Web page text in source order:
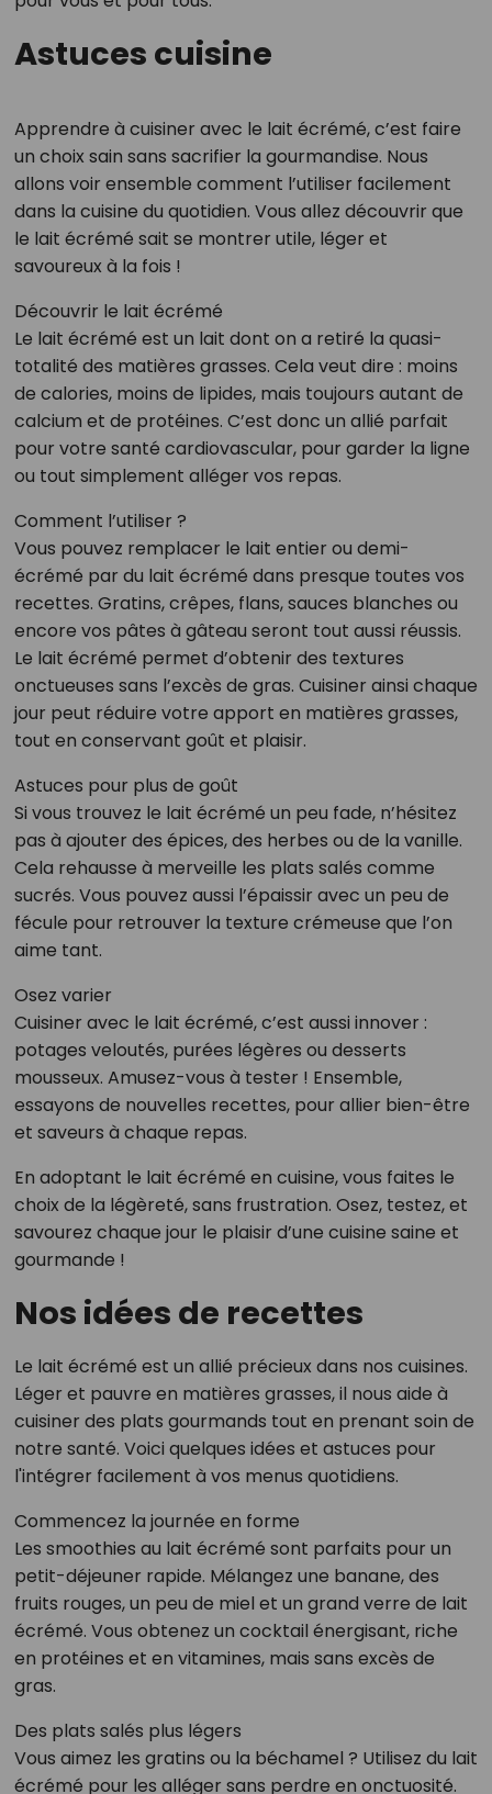
Astuces cuisine
Apprendre à cuisiner avec le lait écrémé, c’est faire
un choix sain sans sacrifier la gourmandise. Nous
allons voir ensemble comment l’utiliser facilement
dans la cuisine du quotidien. Vous allez découvrir que
le lait écrémé sait se montrer utile, léger et
savoureux à la fois !
Découvrir le lait écrémé
Le lait écrémé est un lait dont on a retiré la quasi-
totalité des matières grasses. Cela veut dire : moins
de calories, moins de lipides, mais toujours autant de
calcium et de protéines. C’est donc un allié parfait
pour votre santé cardiovascular, pour garder la ligne
ou tout simplement alléger vos repas.
Comment l’utiliser ?
Vous pouvez remplacer le lait entier ou demi-
écrémé par du lait écrémé dans presque toutes vos
recettes. Gratins, crêpes, flans, sauces blanches ou
encore vos pâtes à gâteau seront tout aussi réussis.
Le lait écrémé permet d’obtenir des textures
onctueuses sans l’excès de gras. Cuisiner ainsi chaque
jour peut réduire votre apport en matières grasses,
tout en conservant goût et plaisir.
Astuces pour plus de goût
Si vous trouvez le lait écrémé un peu fade, n’hésitez
pas à ajouter des épices, des herbes ou de la vanille.
Cela rehausse à merveille les plats salés comme
sucrés. Vous pouvez aussi l’épaissir avec un peu de
fécule pour retrouver la texture crémeuse que l’on
aime tant.
Osez varier
Cuisiner avec le lait écrémé, c’est aussi innover :
potages veloutés, purées légères ou desserts
mousseux. Amusez-vous à tester ! Ensemble,
essayons de nouvelles recettes, pour allier bien-être
et saveurs à chaque repas.
En adoptant le lait écrémé en cuisine, vous faites le
choix de la légèreté, sans frustration. Osez, testez, et
savourez chaque jour le plaisir d’une cuisine saine et
gourmande !
Nos idées de recettes
Le lait écrémé est un allié précieux dans nos cuisines.
Léger et pauvre en matières grasses, il nous aide à
cuisiner des plats gourmands tout en prenant soin de
notre santé. Voici quelques idées et astuces pour
l'intégrer facilement à vos menus quotidiens.
Commencez la journée en forme
Les smoothies au lait écrémé sont parfaits pour un
petit-déjeuner rapide. Mélangez une banane, des
fruits rouges, un peu de miel et un grand verre de lait
écrémé. Vous obtenez un cocktail énergisant, riche
en protéines et en vitamines, mais sans excès de
gras.
Des plats salés plus légers
Vous aimez les gratins ou la béchamel ? Utilisez du lait
écrémé pour les alléger sans perdre en onctuosité.